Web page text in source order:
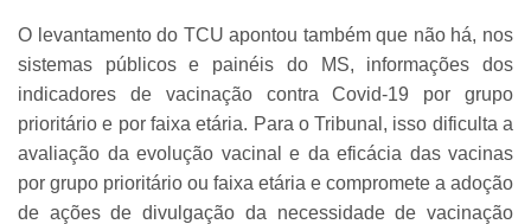
O levantamento do TCU apontou também que não há, nos
sistemas públicos e painéis do MS, informações dos
indicadores de vacinação contra Covid-19 por grupo
prioritário e por faixa etária. Para o Tribunal, isso dificulta a
avaliação da evolução vacinal e da eficácia das vacinas
por grupo prioritário ou faixa etária e compromete a adoção
de ações de divulgação da necessidade de vacinação